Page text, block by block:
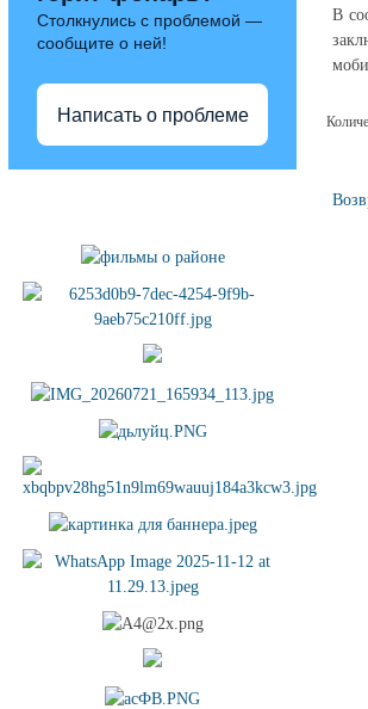
Столкнулись с проблемой —
сообщите о ней!
Написать о проблеме
В